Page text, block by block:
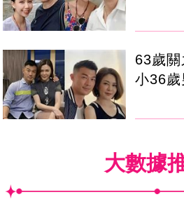
63歲
小36
大數據